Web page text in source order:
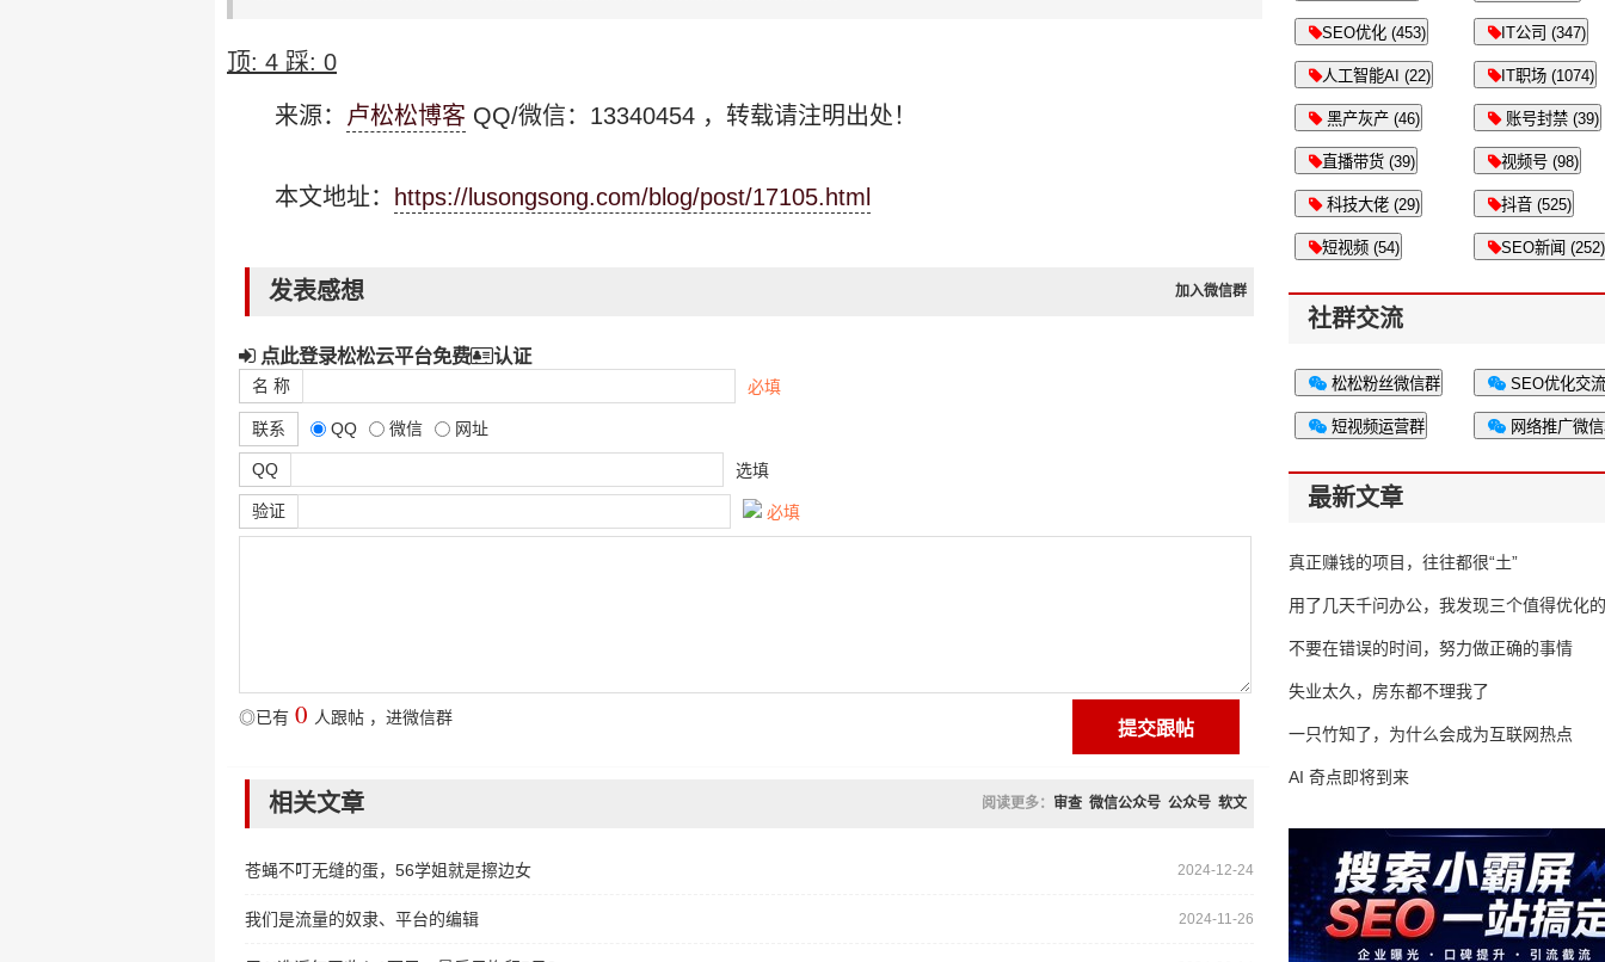
顶: 4 踩: 0
来源： 卢松松博客 QQ/微信：13340454 ，转载请注明出处！
本文地址： https://lusongsong.com/blog/post/17105.html
发表感想 加入微信群
点此登录松松云平台免费 认证
名 称 必填
联系 QQ 微信 网址
QQ 选填
验证 必填
◎已有 0 人跟帖 ， 进微信群
相关文章 阅读更多： 审查 微信公众号 公众号 软文
2024-12-24
苍蝇不叮无缝的蛋，56学姐就是擦边女
2024-11-26
我们是流量的奴隶、平台的编辑
SEO优化 (453) IT公司 (347)
人工智能AI (22) IT职场 (1074)
黑产灰产 (46) 账号封禁 (39)
直播带货 (39) 视频号 (98)
科技大佬 (29) 抖音 (525)
短视频 (54) SEO新闻 (252)
社群交流
松松粉丝微信群 SEO优化交
短视频运营群 网络推广微
最新文章
真正赚钱的项目，往往都很“土”
用了几天千问办公，我发现三个值得优化
不要在错误的时间，努力做正确的事情
失业太久，房东都不理我了
一只竹知了，为什么会成为互联网热点
AI 奇点即将到来